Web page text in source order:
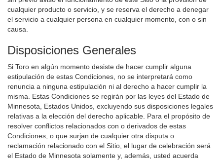
cualquier producto o servicio, y se reserva el derecho a denegar
el servicio a cualquier persona en cualquier momento, con o sin
causa.
Disposiciones Generales
Si Toro en algún momento desiste de hacer cumplir alguna
estipulación de estas Condiciones, no se interpretará como
renuncia a ninguna estipulación ni al derecho a hacer cumplir la
misma. Estas Condiciones se regirán por las leyes del Estado de
Minnesota, Estados Unidos, excluyendo sus disposiciones legales
relativas a la elección del derecho aplicable. Para el propósito de
resolver conflictos relacionados con o derivados de estas
Condiciones, o que surjan de cualquier otra disputa o
reclamación relacionado con el Sitio, el lugar de celebración será
el Estado de Minnesota solamente y, además, usted acuerda